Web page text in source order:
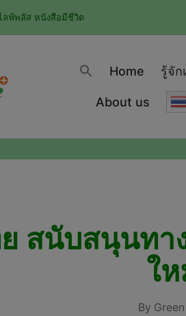
ลฟ์พลัส หนังสือมีชีวิต
Home รู้จัก
About us
สนับสนุนทา
ใ
By